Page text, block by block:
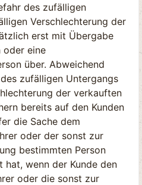
des zufälligen
Verschlechterung der
erst mit Übergabe
oder eine
über. Abweichend
zufälligen Untergangs
der verkauften
bereits auf den Kunden
die Sache dem
oder der sonst zur
bestimmten Person
wenn der Kunde den
oder die sonst zur